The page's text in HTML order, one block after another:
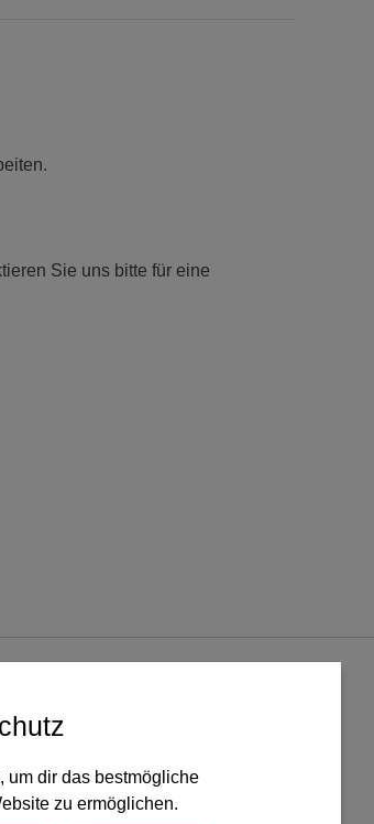
Sie uns bitte für eine
um dir das bestmögliche
zu ermöglichen.